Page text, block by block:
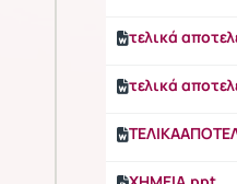
τελικά
τελικά